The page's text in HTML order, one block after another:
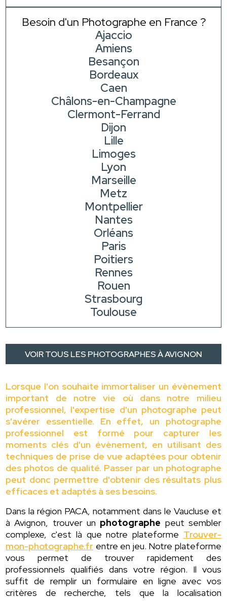
Besoin d'un Photographe en France ?
Ajaccio
Amiens
Besançon
Bordeaux
Caen
Châlons-en-Champagne
Clermont-Ferrand
Dijon
Lille
Limoges
Lyon
Marseille
Metz
Montpellier
Nantes
Orléans
Paris
Poitiers
Rennes
Rouen
Strasbourg
Toulouse
VOIR TOUS LES PHOTOGRAPHES À AVIGNON
Lorsque l'on souhaite immortaliser un évènement
important de notre vie où dans notre milieu
professionnel, l'expertise d'un photographe peut
s'avérer essentielle. En effet, un photographe
professionnel est formé pour capturer les
moments clés d'un évènement, en utilisant des
techniques de prise de vue adaptées pour obtenir
des photos de qualité. Passer par un photographe
peut donc permettre d'obtenir des résultats plus
efficaces et adaptés à ses besoins.
Dans la région PACA, notamment dans le Vaucluse et
à Avignon, trouver un photographe peut sembler
complexe, c'est là que notre plateforme Trouver-
mon-photographe.fr entre en jeu. Notre plateforme
vous permet de trouver rapidement des
professionnels qualifiés dans votre région. Il vous
suffit de remplir un formulaire en ligne avec vos
critères de recherche, tels que la localisation